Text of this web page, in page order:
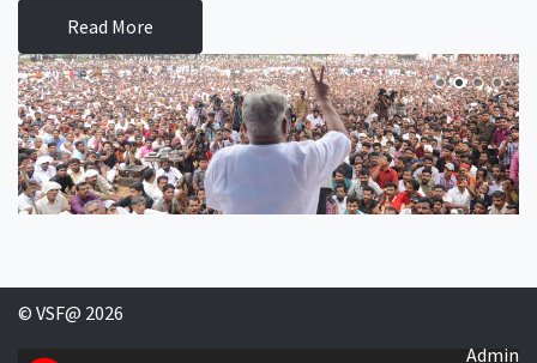
Read More
© VSF@ 2026
Admin